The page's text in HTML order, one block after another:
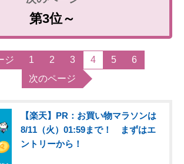
第3位～
ジ 1 2 3 4 5
6
次のページ
【楽天】PR：お買い物マラソンは
8/11（火）01:59まで！ まずはエ
ントリーから！